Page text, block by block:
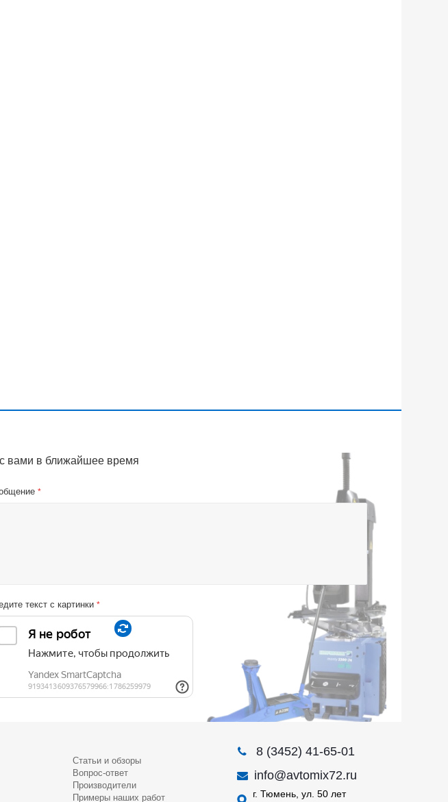
вами в ближайшее время
*
текст с картинки *
Статьи и обзоры
Вопрос-ответ
Производители
Примеры наших работ
8 (3452) 41-65-01
info@avtomix72.ru
г. Тюмень, ул. 50 лет